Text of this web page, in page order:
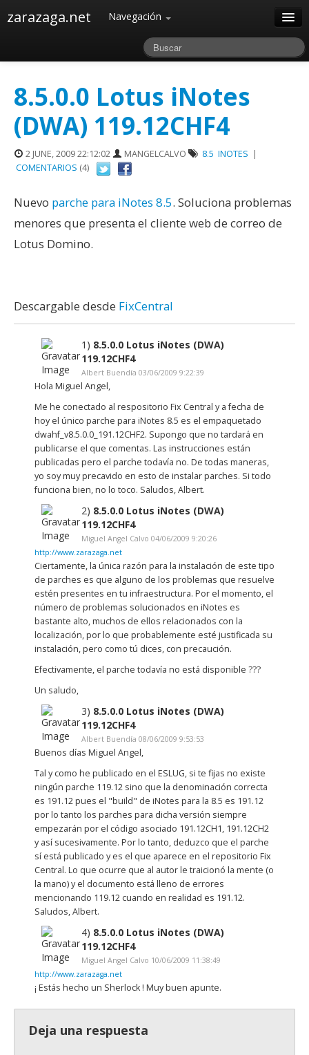
zarazaga.net Navegación
Archivos
8.5.0.0 Lotus iNotes
(DWA) 119.12CHF4
2 JUNE, 2009 22:12:02 MANGELCALVO 8.5 INOTES |
COMENTARIOS (4)
Nuevo parche para iNotes 8.5. Soluciona problemas
menores que presenta el cliente web de correo de
Lotus Domino.
Descargable desde FixCentral
1) 8.5.0.0 Lotus iNotes (DWA)
119.12CHF4
Albert Buendía 03/06/2009 9:22:39
Hola Miguel Angel,
Me he conectado al respositorio Fix Central y a fecha de
hoy el único parche para iNotes 8.5 es el empaquetado
dwahf_v8.5.0.0_191.12CHF2. Supongo que no tardará en
publicarse el que comentas. Las instrucciones están
publicadas pero el parche todavía no. De todas maneras,
yo soy muy precavido en esto de instalar parches. Si todo
funciona bien, no lo toco. Saludos, Albert.
2) 8.5.0.0 Lotus iNotes (DWA)
119.12CHF4
Miguel Angel Calvo 04/06/2009 9:20:26
http://www.zarazaga.net
Ciertamente, la única razón para la instalación de este tipo
de parches es que alguno de los problemas que resuelve
estén presentes en tu infraestructura. Por el momento, el
número de problemas solucionados en iNotes es
bastante alto, muchos de ellos relacionados con la
localización, por lo que probablemente esté justificada su
instalación, pero como tú dices, con precaución.
Efectivamente, el parche todavía no está disponible ???
Un saludo,
3) 8.5.0.0 Lotus iNotes (DWA)
119.12CHF4
Albert Buendía 08/06/2009 9:53:53
Buenos días Miguel Angel,
Tal y como he publicado en el ESLUG, si te fijas no existe
ningún parche 119.12 sino que la denominación correcta
es 191.12 pues el "build" de iNotes para la 8.5 es 191.12
por lo tanto los parches para dicha versión siempre
empezarán por el código asociado 191.12CH1, 191.12CH2
y así sucesivamente. Por lo tanto, deduzco que el parche
sí está publicado y es el que aparece en el repositorio Fix
Central. Lo que ocurre que al autor le traicionó la mente (o
la mano) y el documento está lleno de errores
mencionando 119.12 cuando en realidad es 191.12.
Saludos, Albert.
4) 8.5.0.0 Lotus iNotes (DWA)
119.12CHF4
Miguel Angel Calvo 10/06/2009 11:38:49
http://www.zarazaga.net
¡ Estás hecho un Sherlock ! Muy buen apunte.
Deja una respuesta